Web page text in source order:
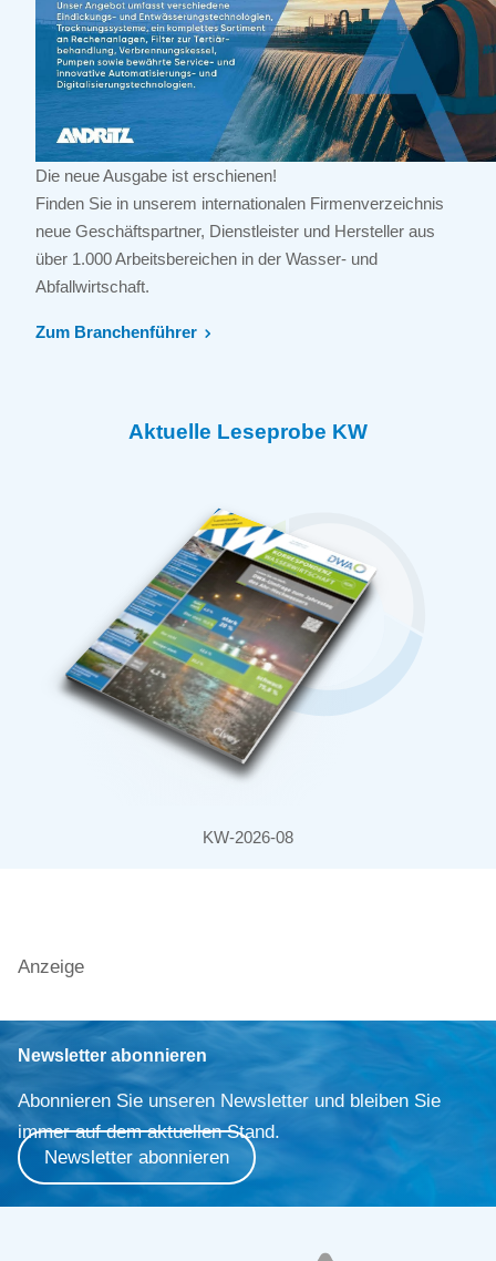
Die neue Ausgabe ist erschienen!
Finden Sie in unserem internationalen Firmenverzeichnis
neue Geschäftspartner, Dienstleister und Hersteller aus
über 1.000 Arbeitsbereichen in der Wasser- und
Abfallwirtschaft.
Zum Branchenführer
Aktuelle Leseprobe KW
KW-2026-08
Anzeige
Newsletter abonnieren
Abonnieren Sie unseren Newsletter und bleiben Sie
immer auf dem aktuellen Stand.
Newsletter abonnieren